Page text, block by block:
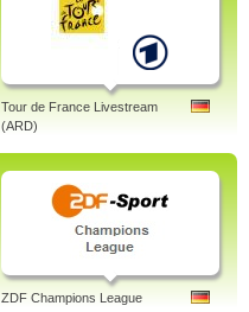
Tour de France Livestream
(ARD)
ZDF Champions League